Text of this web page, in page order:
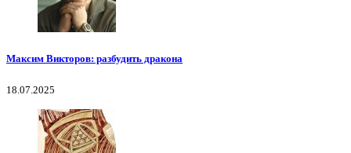
Максим Викторов: разбудить дракона
18.07.2025